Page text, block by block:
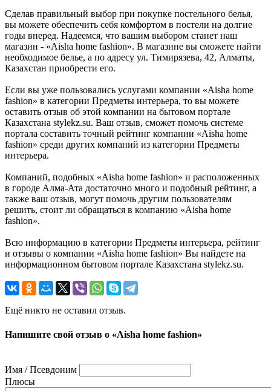
Сделав правильный выбор при покупке постельного белья,
вы можете обеспечить себя комфортом в постели на долгие
годы вперед. Надеемся, что вашим выбором станет наш
магазин - «Aisha home fashion». В магазине вы сможете найти
необходимое белье, а по адресу ул. Тимирязева, 42, Алматы,
Казахстан приобрести его.
Если вы уже пользовались услугами компании «Aisha home
fashion» в категории Предметы интерьера, то вы можете
оставить отзыв об этой компании на бытовом портале
Казахстана stylekz.su. Ваш отзыв, сможет помочь системе
портала составить точный рейтинг компании «Aisha home
fashion» среди других компаний из категории Предметы
интерьера.
Компаний, подобных «Aisha home fashion» и расположенных
в городе Алма-Ата достаточно много и подобный рейтинг, а
также ваш отзыв, могут помочь другим пользователям
решить, стоит ли обращаться в компанию «Aisha home
fashion».
Всю информацию в категории Предметы интерьера, рейтинг
и отзывы о компании «Aisha home fashion» Вы найдете на
информационном бытовом портале Казахстана stylekz.su.
Ещё никто не оставил отзыв.
Напишите свой отзыв о «Aisha home fashion»
Имя / Псевдоним
Плюсы